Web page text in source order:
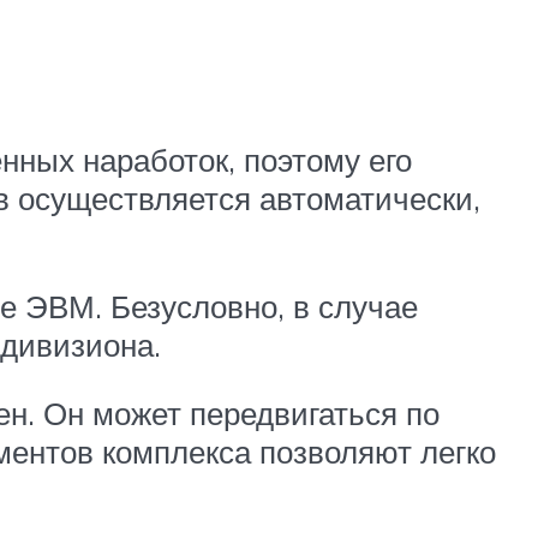
наработок, поэтому его
автоматически,
ЭВМ. Безусловно, в случае
Он может передвигаться по
комплекса позволяют легко